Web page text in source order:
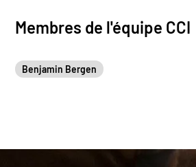
Membres de l'équipe CCI
Benjamin Bergen